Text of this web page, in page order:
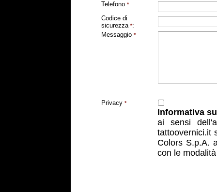
Telefono *
Codice di
sicurezza *:
Messaggio *
Privacy *
Informativa
ai sensi dell'
tattoovernici.it
Colors S.p.A.
con le